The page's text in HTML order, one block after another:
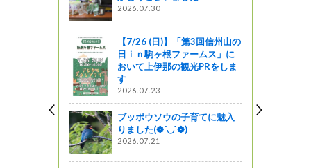
2026.07.30
【7/26 (日)】「第3回信州山の
日ｉｎ駒ヶ根ファームス」に
おいて上伊那の観光PRをしま
す
2026.07.23
ブッポウソウの子育てに魅入
りました(❁´◡`❁)
2026.07.21